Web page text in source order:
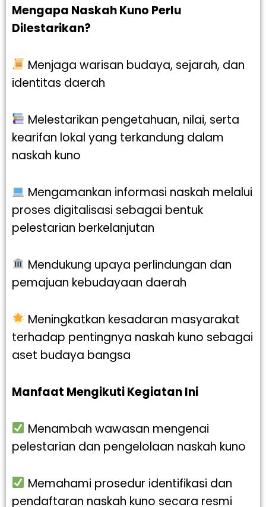
Mengapa Naskah Kuno Perlu
Dilestarikan?
Menjaga warisan budaya, sejarah, dan
identitas daerah
Melestarikan pengetahuan, nilai, serta
kearifan lokal yang terkandung dalam
naskah kuno
Mengamankan informasi naskah melalui
proses digitalisasi sebagai bentuk
pelestarian berkelanjutan
Mendukung upaya perlindungan dan
pemajuan kebudayaan daerah
Meningkatkan kesadaran masyarakat
terhadap pentingnya naskah kuno sebagai
aset budaya bangsa
Manfaat Mengikuti Kegiatan Ini
Menambah wawasan mengenai
pelestarian dan pengelolaan naskah kuno
Memahami prosedur identifikasi dan
pendaftaran naskah kuno secara resmi